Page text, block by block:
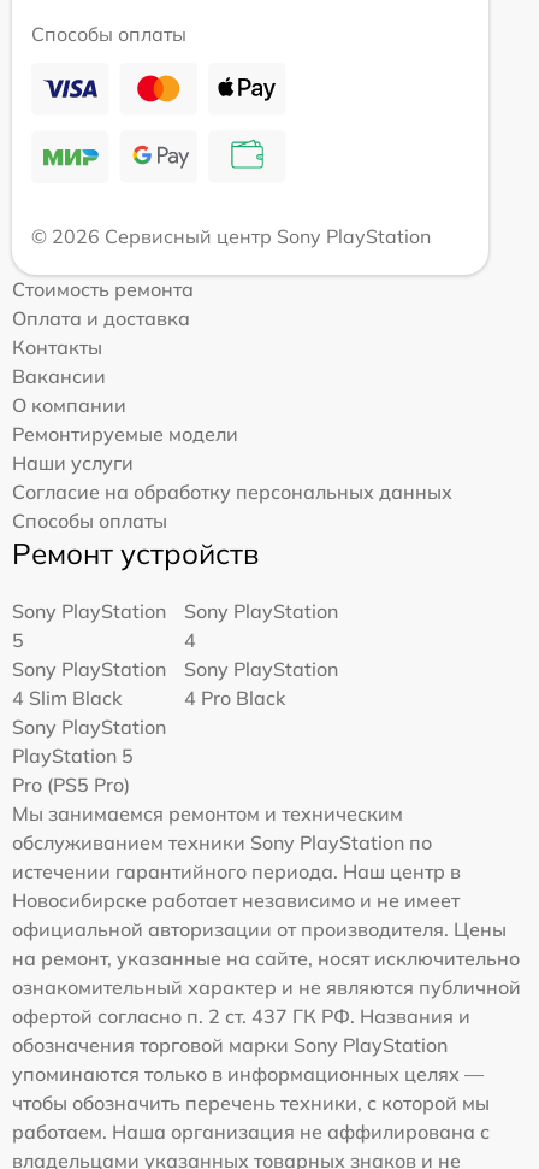
Способы оплаты
© 2026 Сервисный центр Sony PlayStation
Стоимость ремонта
Оплата и доставка
Контакты
Вакансии
О компании
Ремонтируемые модели
Наши услуги
Согласие на обработку персональных данных
Способы оплаты
Ремонт устройств
Sony PlayStation
5
Sony PlayStation
4
Sony PlayStation
4 Slim Black
Sony PlayStation
4 Pro Black
Sony PlayStation
PlayStation 5
Pro (PS5 Pro)
Мы занимаемся ремонтом и техническим
обслуживанием техники Sony PlayStation по
истечении гарантийного периода. Наш центр в
Новосибирске работает независимо и не имеет
официальной авторизации от производителя. Цены
на ремонт, указанные на сайте, носят исключительно
ознакомительный характер и не являются публичной
офертой согласно п. 2 ст. 437 ГК РФ. Названия и
обозначения торговой марки Sony PlayStation
упоминаются только в информационных целях —
чтобы обозначить перечень техники, с которой мы
работаем. Наша организация не аффилирована с
владельцами указанных товарных знаков и не